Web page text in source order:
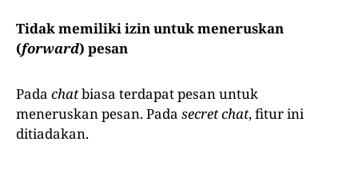
Tidak memiliki izin untuk meneruskan
(forward) pesan
Pada chatbiasa terdapat pesan untuk
meneruskan pesan. Pada secret chat, fitur ini
ditiadakan.